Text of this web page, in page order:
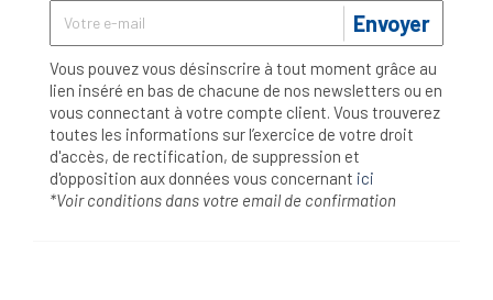
Envoyer
Vous pouvez vous désinscrire à tout moment grâce au
lien inséré en bas de chacune de nos newsletters ou en
vous connectant à votre compte client. Vous trouverez
toutes les informations sur l’exercice de votre droit
d'accès, de rectification, de suppression et
d'opposition aux données vous concernant ici
*Voir conditions dans votre email de confirmation